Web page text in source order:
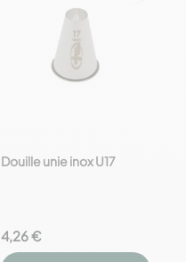
Douille unie inox U17
4,26 €